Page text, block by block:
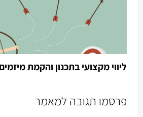
ליווי מקצועי בתכנון והקמת
פרסמו תגובה למאמר